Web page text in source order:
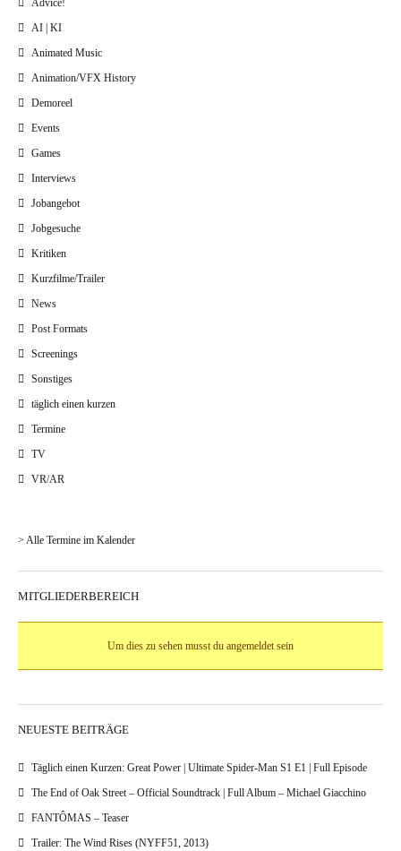
Advice!
AI | KI
Animated Music
Animation/VFX History
Demoreel
Events
Games
Interviews
Jobangebot
Jobgesuche
Kritiken
Kurzfilme/Trailer
News
Post Formats
Screenings
Sonstiges
täglich einen kurzen
Termine
TV
VR/AR
> Alle Termine im Kalender
MITGLIEDERBEREICH
Um dies zu sehen musst du angemeldet sein
NEUESTE BEITRÄGE
Täglich einen Kurzen: Great Power | Ultimate Spider-Man S1 E1 | Full Episode
The End of Oak Street – Official Soundtrack | Full Album – Michael Giacchino
FANTÔMAS – Teaser
Trailer: The Wind Rises (NYFF51, 2013)